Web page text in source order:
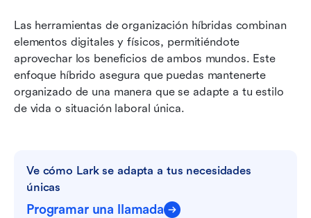
Las herramientas de organización híbridas combinan
elementos digitales y físicos, permitiéndote
aprovechar los beneficios de ambos mundos. Este
enfoque híbrido asegura que puedas mantenerte
organizado de una manera que se adapte a tu estilo
de vida o situación laboral única.
Ve cómo Lark se adapta a tus necesidades
únicas
Programar una llamada